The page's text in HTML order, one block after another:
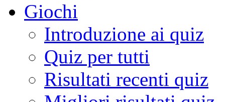
Giochi
Introduzione ai quiz
Quiz per tutti
Risultati recenti quiz